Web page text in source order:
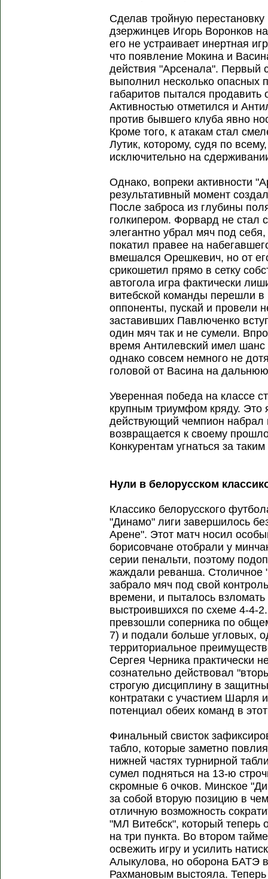
Сделав тройную
дзержинцев Игорь Воронков
его не устраивает инертная
что появление Мокина и
действия "Арсенала". Первый
выполнил несколько опасных
габаритов пытался продавить
Активностью отметился и
против бывшего клуба явно
Кроме того, к атакам стал
Лутик, которому, судя по
исключительно на
Однако, вопреки активности
результативный момент
После заброса из глубины
голкипером. Форвард не стал
элегантно убрал мяч под
покатил правее на
вмешался Орешкевич, но от
срикошетил прямо в сетку
автогола игра фактически
витебской команды перешли
оппоненты, пускай и провели
заставивших Павлюченко
один мяч так и не сумели.
время Антилевский имел
однако совсем немного не
головой от Васина на
Уверенная победа на классе
крупным триумфом кряду. Это
действующий чемпион
возвращается к своему
Конкурентам угнаться за
Нули в белорусском
Классико белорусского
"Динамо" лиги завершилось
Арене". Этот матч носил
борисовчане отобрали у
серии пенальти, поэтому
жаждали реванша. Столичное
забрало мяч под свой
времени, и пыталось
выстроившихся по схеме 4-4-
превзошли соперника по
7) и подали больше угловых,
территориальное
Сергея Черника практически
сознательно действовал
строгую дисциплину в
контратаки с участием
потенциал обеих команд в
Финальный свисток
табло, которые заметно
нижней частях турнирной
сумел подняться на 13-ю
скромные 6 очков. Минское
за собой вторую позицию в
отличную возможность
"МЛ Витебск", который теперь
на три пункта. Во втором
освежить игру и усилить
Алыкулова, но оборона БАТЭ
Рахмановым выстояла.